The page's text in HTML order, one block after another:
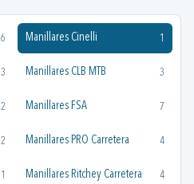
Manillares Cinelli 1
3 Manillares CLB MTB 3
Manillares FSA 7
2 Manillares PRO Carretera 4
1 Manillares Ritchey Carretera 4